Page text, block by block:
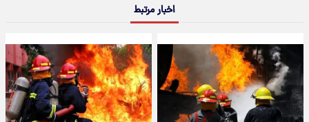
اخبار مرتبط